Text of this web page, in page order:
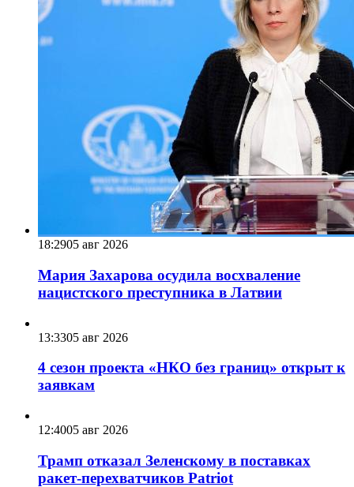
18:2905 авг 2026
Мария Захарова осудила восхваление
нацистского преступника в Латвии
13:3305 авг 2026
4 сезон проекта «НКО без границ» открыт к
заявкам
12:4005 авг 2026
Трамп отказал Зеленскому в поставках
ракет-перехватчиков Patriot